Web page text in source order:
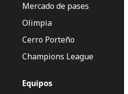
Mercado de pases
Olimpia
Cerro Porteño
Champions League
Equipos